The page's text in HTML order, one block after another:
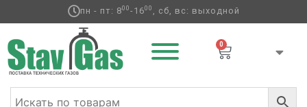
пн - пт: 800-1600 , сб, вс: выходной
0